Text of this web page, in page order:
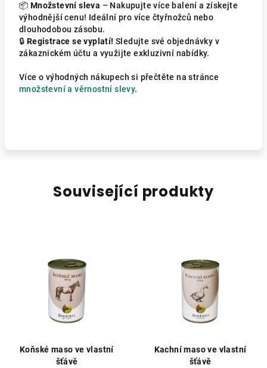
📦 Množstevní sleva – Nakupujte více balení a získejte
výhodnější cenu! Ideální pro více čtyřnožců nebo
dlouhodobou zásobu.
🔒 Registrace se vyplatí! Sledujte své objednávky v
zákaznickém účtu a využijte exkluzivní nabídky.
Více o výhodných nákupech si přečtěte na stránce
množstevní a věrnostní slevy.
Související produkty
Koňské maso ve vlastní
šťávě
Kachní maso ve vlastní
šťávě